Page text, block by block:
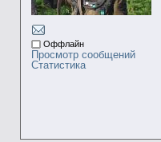
Оффлайн
Просмотр сообщений
Статистика